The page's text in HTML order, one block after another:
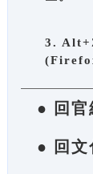
3.
● 回官
● 回文